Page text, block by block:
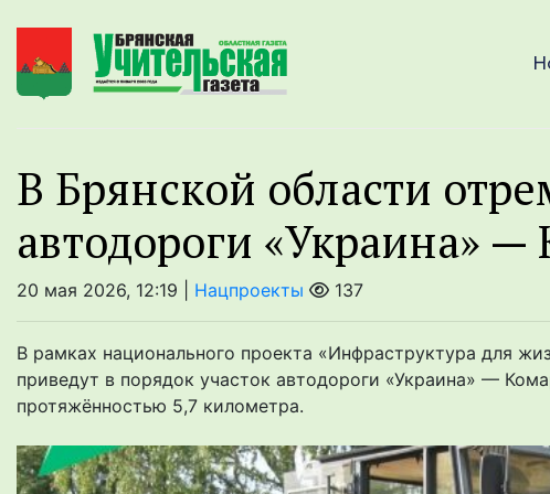
В Брянской области
автодороги «Украина»
20 мая 2026, 12:19 | Нацпроекты 137
В рамках национального проекта «Инфраструктура для
приведут в порядок участок автодороги «Украина» —
протяжённостью 5,7 километра.